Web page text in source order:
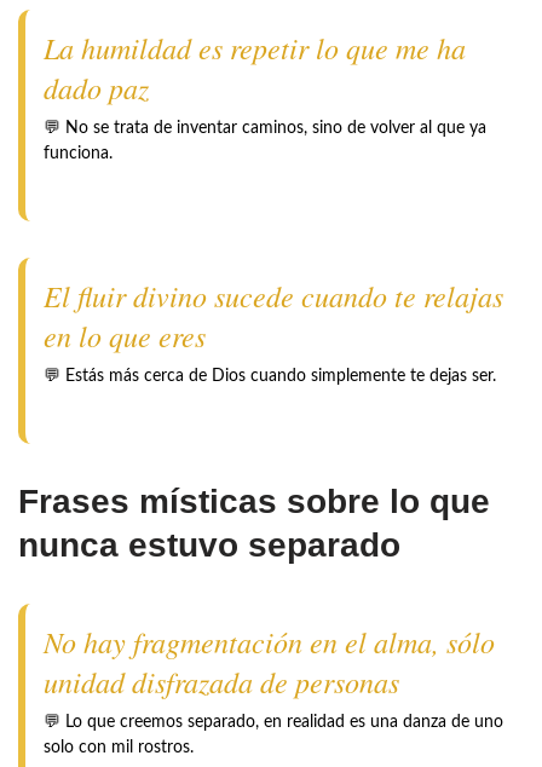
La humildad es repetir lo que me ha
dado paz
💬 No se trata de inventar caminos, sino de volver al que ya
funciona.
El fluir divino sucede cuando te relajas
en lo que eres
💬 Estás más cerca de Dios cuando simplemente te dejas ser.
Frases místicas sobre lo que
nunca estuvo separado
No hay fragmentación en el alma, sólo
unidad disfrazada de personas
💬 Lo que creemos separado, en realidad es una danza de uno
solo con mil rostros.